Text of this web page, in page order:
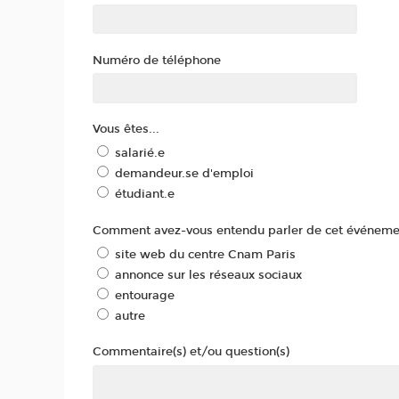
Numéro de téléphone
Vous êtes...
salarié.e
demandeur.se d'emploi
étudiant.e
Comment avez-vous entendu parler de cet
site web du centre Cnam Paris
annonce sur les réseaux sociaux
entourage
autre
Commentaire(s) et/ou question(s)